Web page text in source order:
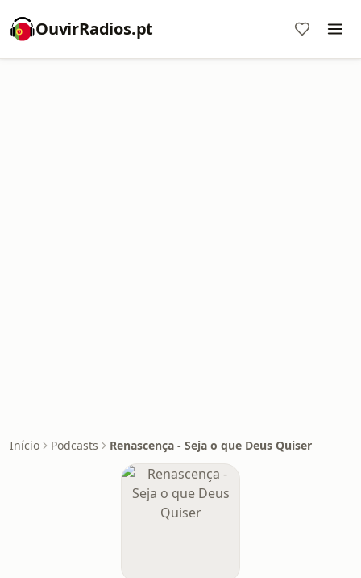
OuvirRadios.pt
Início Podcasts Renascença - Seja o que Deus Quiser